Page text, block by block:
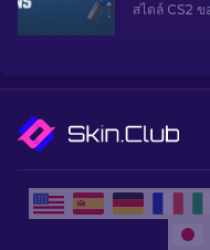
สไตล์ CS2